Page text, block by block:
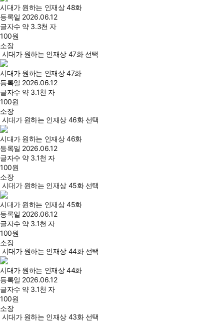
시대가 원하는 인재상 48화
등록일 2026.06.12
글자수 약 3.3천 자
100원
소장
시대가 원하는 인재상 47화 선택
시대가 원하는 인재상 47화
등록일 2026.06.12
글자수 약 3.1천 자
100원
소장
시대가 원하는 인재상 46화 선택
시대가 원하는 인재상 46화
등록일 2026.06.12
글자수 약 3.1천 자
100원
소장
시대가 원하는 인재상 45화 선택
시대가 원하는 인재상 45화
등록일 2026.06.12
글자수 약 3.1천 자
100원
소장
시대가 원하는 인재상 44화 선택
시대가 원하는 인재상 44화
등록일 2026.06.12
글자수 약 3.1천 자
100원
소장
시대가 원하는 인재상 43화 선택